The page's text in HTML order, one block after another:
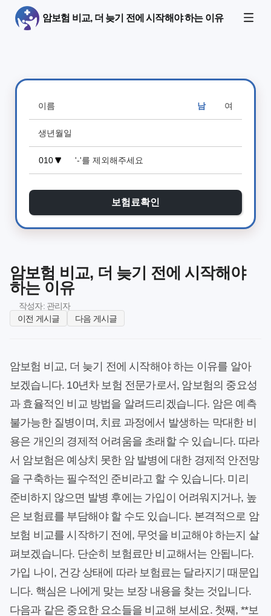
암보험 비교, 더 늦기 전에 시작해야 하는 이유
남 여
보험료확인
암보험 비교, 더 늦기 전에 시작해야
하는 이유
작성자: 관리자
이전 게시글
다음 게시글
암보험 비교, 더 늦기 전에 시작해야 하는 이유를 알아
보겠습니다. 10년차 보험 전문가로서, 암보험의 중요성
과 효율적인 비교 방법을 알려드리겠습니다. 암은 예측
불가능한 질병이며, 치료 과정에서 발생하는 막대한 비
용은 개인의 경제적 어려움을 초래할 수 있습니다. 따라
서 암보험은 예상치 못한 암 발병에 대한 경제적 안전망
을 구축하는 필수적인 준비라고 할 수 있습니다. 미리
준비하지 않으면 발병 후에는 가입이 어려워지거나, 높
은 보험료를 부담해야 할 수도 있습니다. 본격적으로 암
보험 비교를 시작하기 전에, 무엇을 비교해야 하는지 살
펴보겠습니다. 단순히 보험료만 비교해서는 안됩니다.
가입 나이, 건강 상태에 따라 보험료는 달라지기 때문입
니다. 핵심은 나에게 맞는 보장 내용을 찾는 것입니다.
다음과 같은 중요한 요소들을 비교해 보세요. 첫째, **보